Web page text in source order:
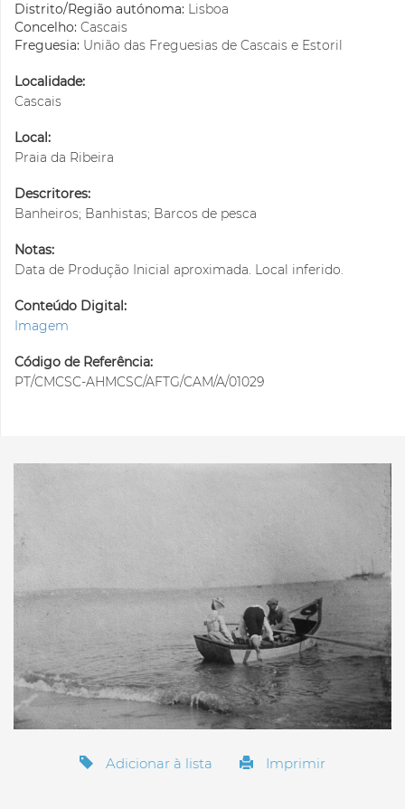
Distrito/Região autónoma: Lisboa
Concelho: Cascais
Freguesia: União das Freguesias de Cascais e Estoril
Localidade:
Cascais
Local:
Praia da Ribeira
Descritores:
Banheiros; Banhistas; Barcos de pesca
Notas:
Data de Produção Inicial aproximada. Local inferido.
Conteúdo Digital:
Imagem
Código de Referência:
PT/CMCSC-AHMCSC/AFTG/CAM/A/01029
Adicionar à lista Imprimir